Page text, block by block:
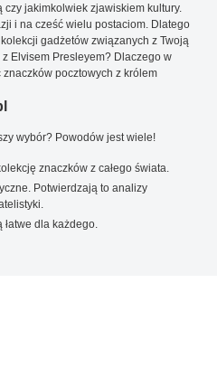
jakimkolwiek zjawiskiem kultury.
i na cześć wielu postaciom. Dlatego
gadżetów związanych z Twoją
Elvisem Presleyem? Dlaczego w
pocztowych z królem
wybór? Powodów jest wiele!
znaczków z całego świata.
Potwierdzają to analizy
dla każdego.